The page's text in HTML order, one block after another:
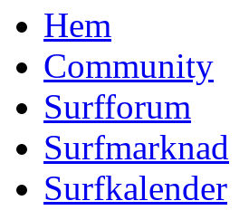
Hem
Community
Surfforum
Surfmarknad
Surfkalender